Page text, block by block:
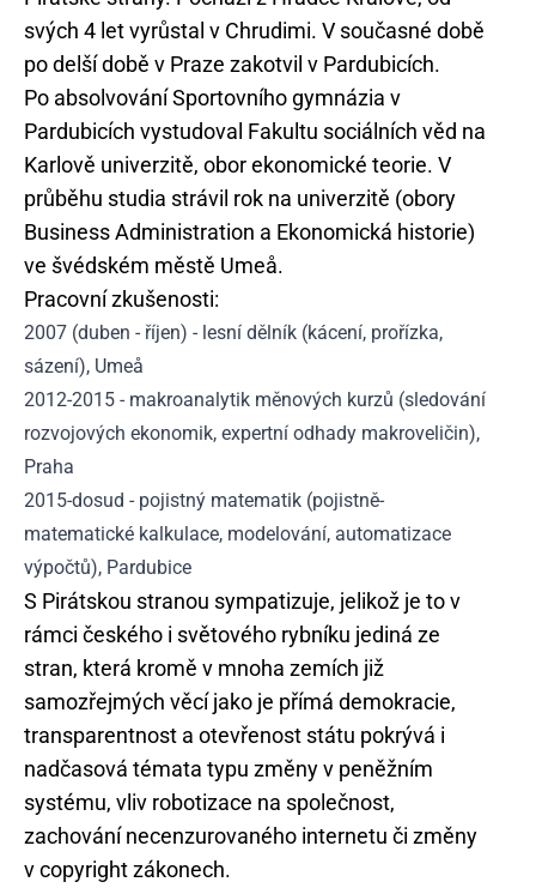
svých 4 let vyrůstal v Chrudimi. V současné době
po delší době v Praze zakotvil v Pardubicích.
Po absolvování Sportovního gymnázia v
Pardubicích vystudoval Fakultu sociálních věd na
Karlově univerzitě, obor ekonomické teorie. V
průběhu studia strávil rok na univerzitě (obory
Business Administration a Ekonomická historie)
ve švédském městě Umeå.
Pracovní zkušenosti:
2007 (duben - říjen) - lesní dělník (kácení, prořízka,
sázení), Umeå
2012-2015 - makroanalytik měnových kurzů (sledování
rozvojových ekonomik, expertní odhady makroveličin),
Praha
2015-dosud - pojistný matematik (pojistně-
matematické kalkulace, modelování, automatizace
výpočtů), Pardubice
S Pirátskou stranou sympatizuje, jelikož je to v
rámci českého i světového rybníku jediná ze
stran, která kromě v mnoha zemích již
samozřejmých věcí jako je přímá demokracie,
transparentnost a otevřenost státu pokrývá i
nadčasová témata typu změny v peněžním
systému, vliv robotizace na společnost,
zachování necenzurovaného internetu či změny
v copyright zákonech.